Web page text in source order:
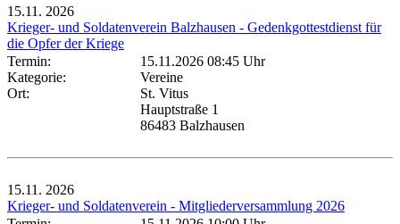
15.11. 2026
Krieger- und Soldatenverein Balzhausen - Gedenkgottestdienst für
die Opfer der Kriege
Termin:
15.11.2026 08:45 Uhr
Kategorie:
Vereine
Ort:
St. Vitus
Hauptstraße 1
86483 Balzhausen
15.11. 2026
Krieger- und Soldatenverein - Mitgliederversammlung 2026